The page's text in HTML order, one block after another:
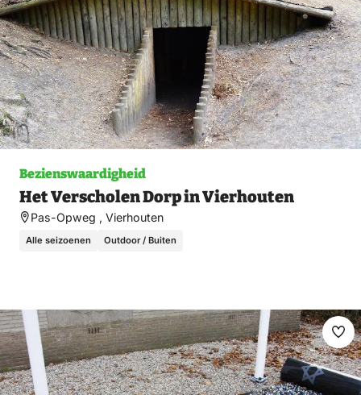
Bezienswaardigheid
Het Verscholen Dorp in Vierhouten
Pas-Opweg , Vierhouten
Alle seizoenen Outdoor / Buiten